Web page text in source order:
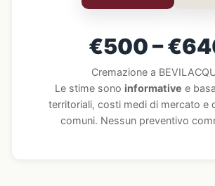
€500 –
Cremazione a
Le stime sono informative e
territoriali, costi medi di mercato e
comuni. Nessun preventivo